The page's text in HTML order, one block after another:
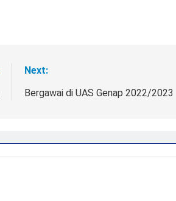
Next:
Bergawai di UAS Genap 2022/2023